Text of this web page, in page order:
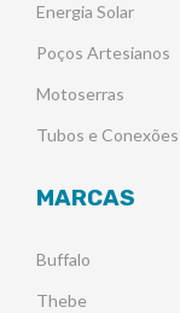
Energia Solar
Poços Artesianos
Motoserras
Tubos e Conexões
MARCAS
Buffalo
Thebe